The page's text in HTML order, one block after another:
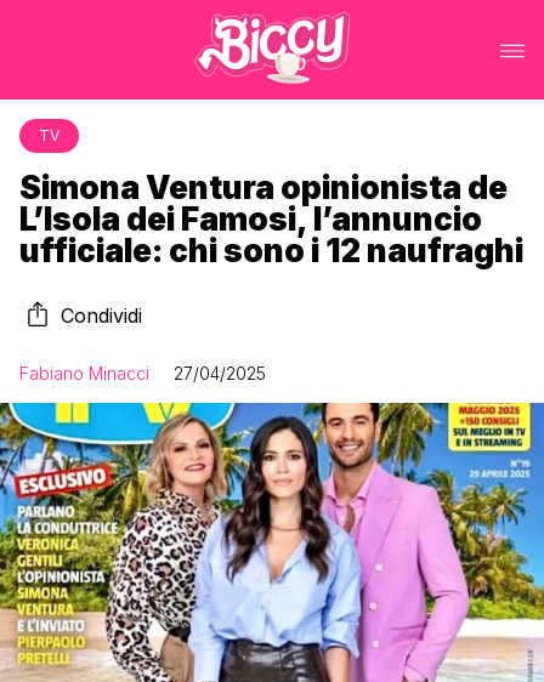
TV
Simona Ventura opinionista de
L’Isola dei Famosi, l’annuncio
ufficiale: chi sono i 12 naufraghi
Condividi
Fabiano Minacci 27/04/2025